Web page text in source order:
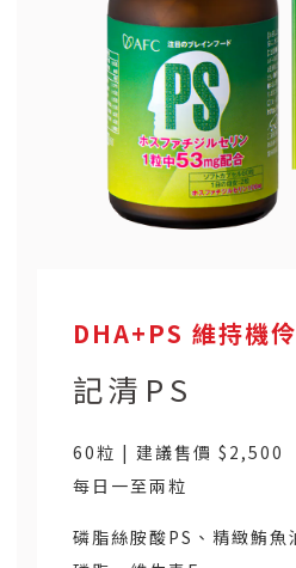
DHA+PS 維持機
記清PS
60粒 | 建議售價 $2,500
每日一至兩粒
磷脂絲胺酸PS、精緻鮪